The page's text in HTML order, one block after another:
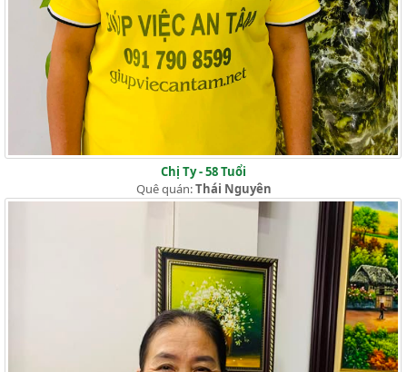
Chị Ty - 58 Tuổi
Quê quán:Thái Nguyên